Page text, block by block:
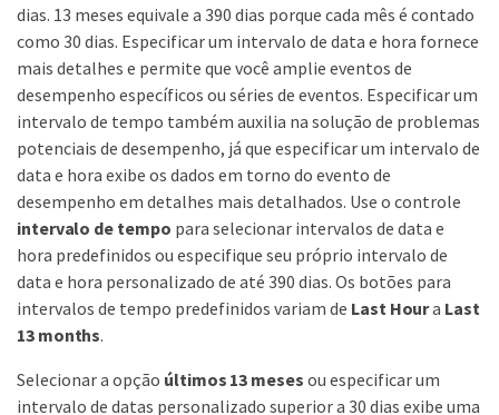
dias. 13 meses equivale a 390 dias porque cada mês é contado
como 30 dias. Especificar um intervalo de data e hora fornece
mais detalhes e permite que você amplie eventos de
desempenho específicos ou séries de eventos. Especificar um
intervalo de tempo também auxilia na solução de problemas
potenciais de desempenho, já que especificar um intervalo de
data e hora exibe os dados em torno do evento de
desempenho em detalhes mais detalhados. Use o controle
intervalo de tempo para selecionar intervalos de data e
hora predefinidos ou especifique seu próprio intervalo de
data e hora personalizado de até 390 dias. Os botões para
intervalos de tempo predefinidos variam de Last Houra Last
13 months.
Selecionar a opção últimos 13 meses ou especificar um
intervalo de datas personalizado superior a 30 dias exibe uma